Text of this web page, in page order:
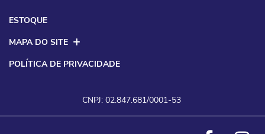
ESTOQUE
MAPA DO SITE
POLÍTICA DE PRIVACIDADE
CNPJ: 02.847.681/0001-53